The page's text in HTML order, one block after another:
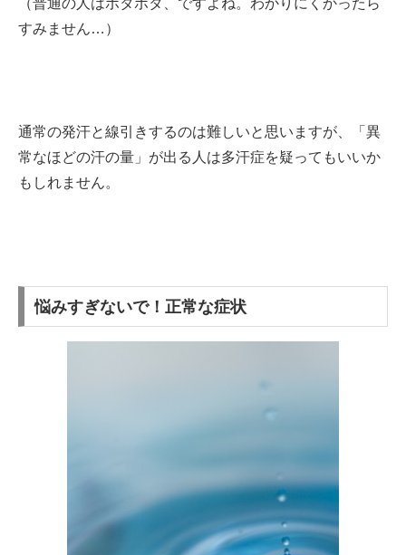
（普通の人はポタポタ、ですよね。わかりにくかったら
すみません…）
通常の発汗と線引きするのは難しいと思いますが、「異
常なほどの汗の量」が出る人は多汗症を疑ってもいいか
もしれません。
悩みすぎないで！正常な症状